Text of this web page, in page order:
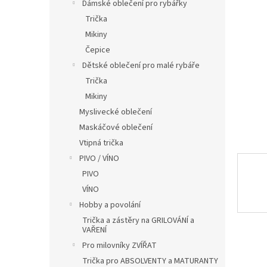
Dámské oblečení pro rybářky
Trička
Mikiny
Čepice
Dětské oblečení pro malé rybáře
Trička
Mikiny
Myslivecké oblečení
Maskáčové oblečení
Vtipná trička
PIVO / VÍNO
PIVO
VÍNO
Hobby a povolání
Trička a zástěry na GRILOVÁNÍ a
VAŘENÍ
Pro milovníky ZVÍŘAT
Trička pro ABSOLVENTY a MATURANTY